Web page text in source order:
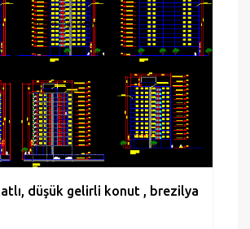
düşük gelirli konut , brezilya